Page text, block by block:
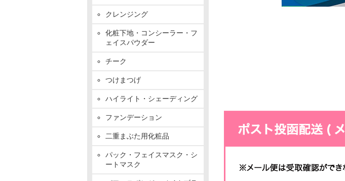
クレンジング
化粧下地・コンシーラー・フ
ェイスパウダー
チーク
つけまつげ
ハイライト・シェーディング
ファンデーション
二重まぶた用化粧品
パック・フェイスマスク・シ
ートマスク